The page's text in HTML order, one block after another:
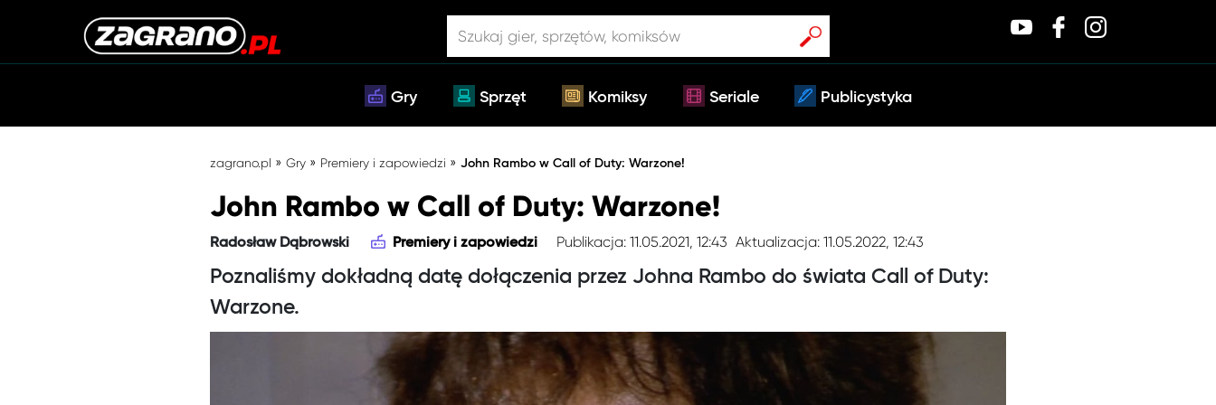
Gry Sprzęt Komiksy Seriale Publicystyka
zagrano.pl » Gry » Premiery i zapowiedzi » John Rambo w Call of Duty: Warzone!
John Rambo w Call of Duty: Warzone!
Radosław Dąbrowski Premiery i zapowiedzi Publikacja: 11.05.2021, 12:43 Aktualizacja: 11.05.2022, 12:43
Poznaliśmy dokładną datę dołączenia przez Johna Rambo do świata Call of Duty:
Warzone.